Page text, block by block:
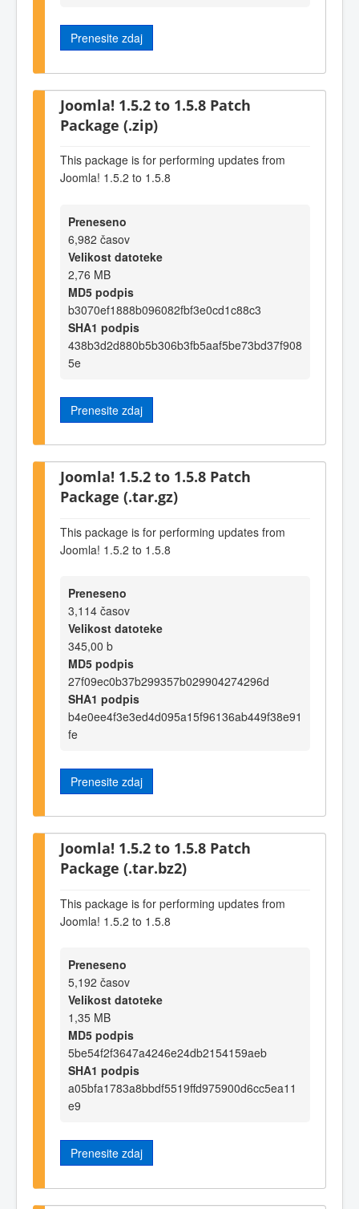
Prenesite zdaj
Joomla! 1.5.2 to 1.5.8 Patch
Package (.zip)
This package is for performing updates from
Joomla! 1.5.2 to 1.5.8
Preneseno
6,982 časov
Velikost datoteke
2,76 MB
MD5 podpis
b3070ef1888b096082fbf3e0cd1c88c3
SHA1 podpis
438b3d2d880b5b306b3fb5aaf5be73bd37f908
5e
Prenesite zdaj
Joomla! 1.5.2 to 1.5.8 Patch
Package (.tar.gz)
This package is for performing updates from
Joomla! 1.5.2 to 1.5.8
Preneseno
3,114 časov
Velikost datoteke
345,00 b
MD5 podpis
27f09ec0b37b299357b029904274296d
SHA1 podpis
b4e0ee4f3e3ed4d095a15f96136ab449f38e91
fe
Prenesite zdaj
Joomla! 1.5.2 to 1.5.8 Patch
Package (.tar.bz2)
This package is for performing updates from
Joomla! 1.5.2 to 1.5.8
Preneseno
5,192 časov
Velikost datoteke
1,35 MB
MD5 podpis
5be54f2f3647a4246e24db2154159aeb
SHA1 podpis
a05bfa1783a8bbdf5519ffd975900d6cc5ea11
e9
Prenesite zdaj